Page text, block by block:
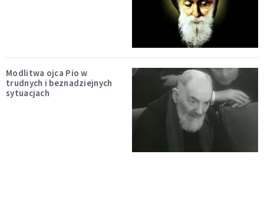
Modlitwa ojca Pio w
trudnych i beznadziejnych
sytuacjach